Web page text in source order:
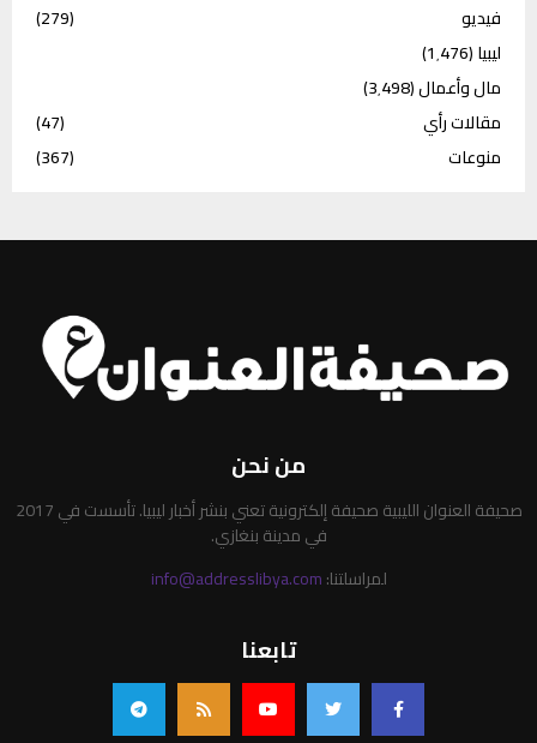
فيديو
(279)
ليبيا(1٬476)
مال وأعمال(3٬498)
مقالات رأي
(47)
منوعات
(367)
من نحن
صحيفة العنوان الليبية صحيفة إلكترونية تعني بنشر أخبار ليبيا. تأسست في 2017
في مدينة بنغازي.
لمراسلتنا:info@addresslibya.com
تابعنا